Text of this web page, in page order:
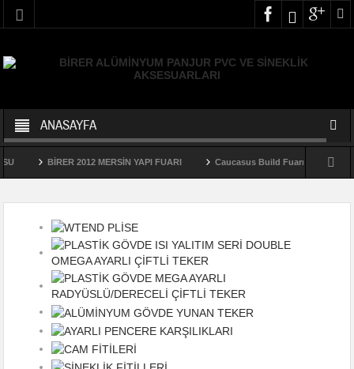
ANASAYFA
BİRER 2012 MERSİN YAPI FUARI Caucasus Build Fuarı 2018